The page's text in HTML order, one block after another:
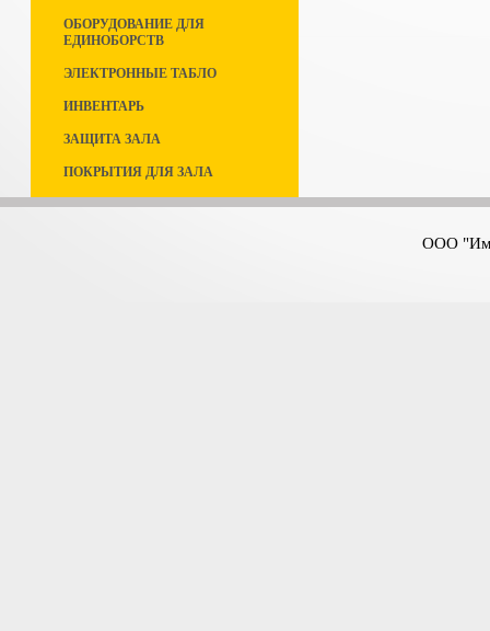
ОБОРУДОВАНИЕ ДЛЯ
ЕДИНОБОРСТВ
ЭЛЕКТРОННЫЕ ТАБЛО
ИНВЕНТАРЬ
ЗАЩИТА ЗАЛА
ПОКРЫТИЯ ДЛЯ ЗАЛА
ООО